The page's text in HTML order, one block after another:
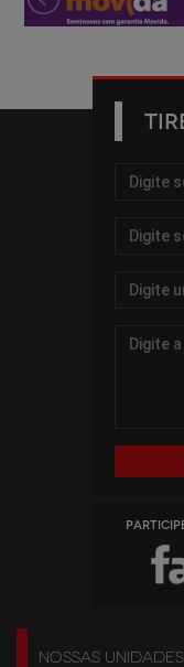
NOSSAS UNIDADES